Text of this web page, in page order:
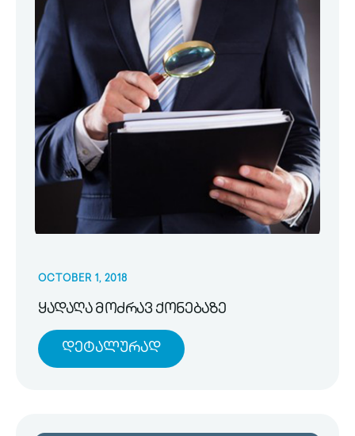
OCTOBER 1, 2018
ყადაღა მოძრავ ქონებაზე
Დეტალურად